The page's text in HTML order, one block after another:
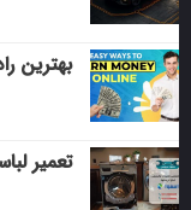
بهترین
تعمیر